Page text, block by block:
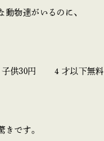
動物達がいるのに、
供30円 ４才以下無料
きです。